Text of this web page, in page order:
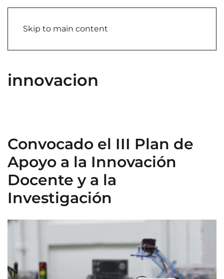
Skip to main content
innovacion
Convocado el III Plan de
Apoyo a la Innovación
Docente y a la
Investigación